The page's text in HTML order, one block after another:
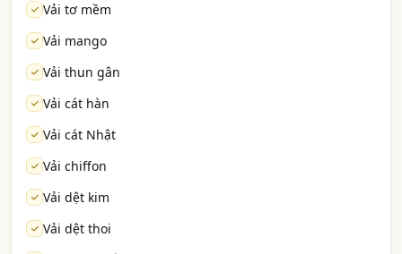
Vải tơ mềm
Vải mango
Vải thun gân
Vải cát hàn
Vải cát Nhật
Vải chiffon
Vải dệt kim
Vải dệt thoi